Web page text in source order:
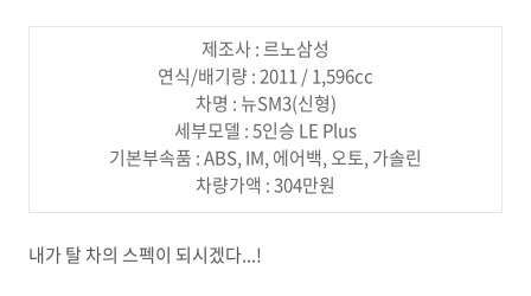
제조사 :르노삼성
연식/배기량 :2011 / 1,596cc
차명 : 뉴SM3(신형)
세부모델 :5인승 LE Plus
기본부속품 :ABS, IM, 에어백, 오토, 가솔린
차량가액 :304만원
내가 탈 차의 스펙이 되시겠다...!